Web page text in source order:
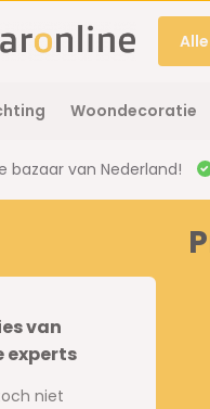
Woondecoratie
bazaar van Nederland!
van
experts
niet